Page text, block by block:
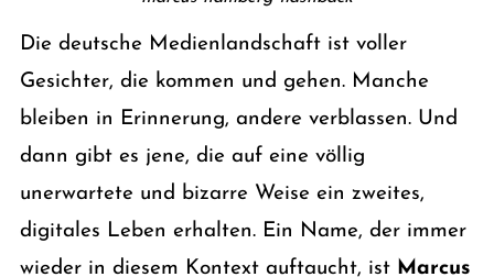
Die deutsche Medienlandschaft ist voller
Gesichter, die kommen und gehen. Manche
bleiben in Erinnerung, andere verblassen. Und
dann gibt es jene, die auf eine völlig
unerwartete und bizarre Weise ein zweites,
digitales Leben erhalten. Ein Name, der immer
wieder in diesem Kontext auftaucht, ist Marcus